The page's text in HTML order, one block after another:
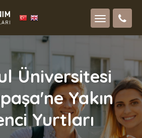
Üniversitesi
Yakın
Yurtları